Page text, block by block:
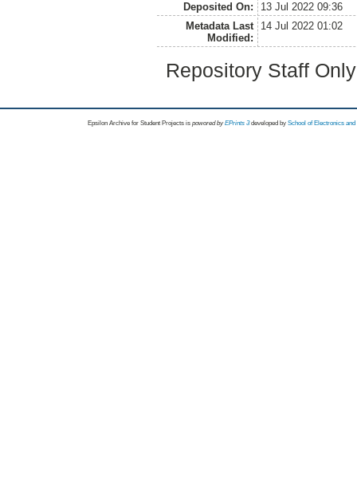
Deposited On:
13 Jul 2022 09:36
Metadata Last
Modified:
14 Jul 2022 01:02
Repository Staff
Epsilon Archive for Student Projects is powored byEPrints 3 developed by School of Electronics